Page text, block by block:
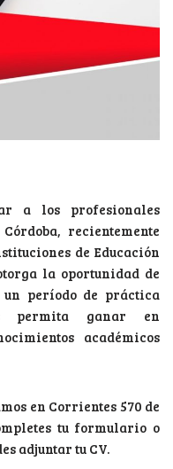
a los profesionales
recientemente
de Educación
la oportunidad de
período de práctica
permita ganar en
académicos
en Corrientes 570 de
tu formulario o
adjuntar tu CV.